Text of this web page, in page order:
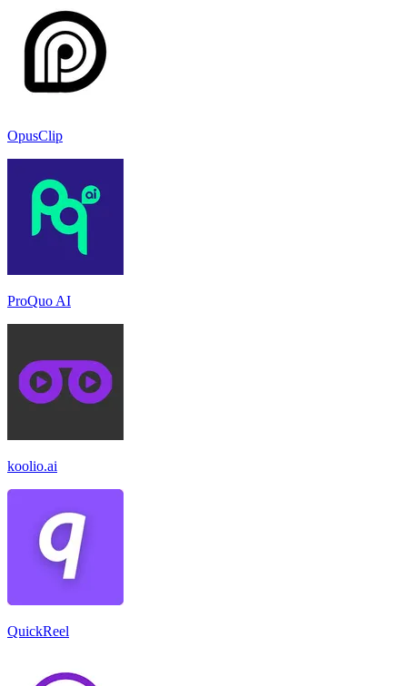
OpusClip
ProQuo AI
koolio.ai
QuickReel